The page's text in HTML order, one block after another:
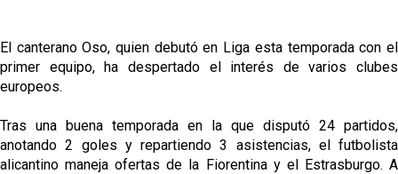
El canterano Oso, quien debutó en Liga esta temporada con el
primer equipo, ha despertado el interés de varios clubes
europeos.
Tras una buena temporada en la que disputó 24 partidos,
anotando 2 goles y repartiendo 3 asistencias, el futbolista
alicantino maneja ofertas de la Fiorentina y el Estrasburgo. A